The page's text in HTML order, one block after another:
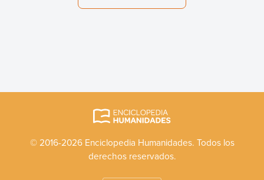
© 2016-2026 Enciclopedia Humanidades. Todos los
derechos reservados.